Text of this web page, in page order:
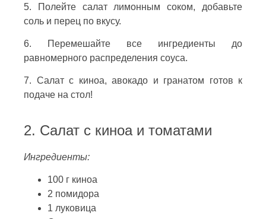
5. Полейте салат лимонным соком, добавьте
соль и перец по вкусу.
6. Перемешайте все ингредиенты до
равномерного распределения соуса.
7. Салат с киноа, авокадо и гранатом готов к
подаче на стол!
2. Салат с киноа и томатами
Ингредиенты:
100 г киноа
2 помидора
1 луковица